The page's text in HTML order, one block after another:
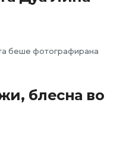
беше фотографирана
блесна во